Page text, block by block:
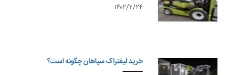
۱۴۰۲/۲/۲۴
خرید لیفتراک سپاهان چگونه است؟